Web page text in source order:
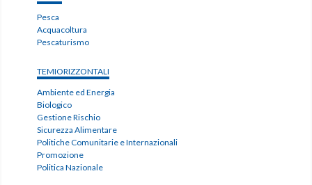
Pesca
Acquacoltura
Pescaturismo
TEMIORIZZONTALI
Ambiente ed Energia
Biologico
Gestione Rischio
Sicurezza Alimentare
Politiche Comunitarie e Internazionali
Promozione
Politica Nazionale